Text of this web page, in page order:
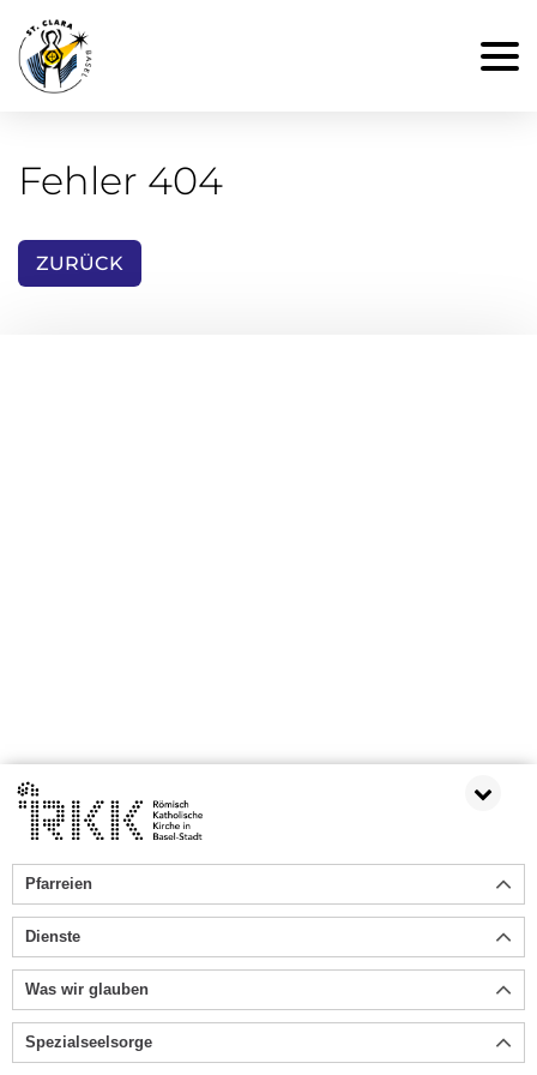
Fehler 404
ZURÜCK
Pfarreien
Dienste
Was wir glauben
Spezialseelsorge